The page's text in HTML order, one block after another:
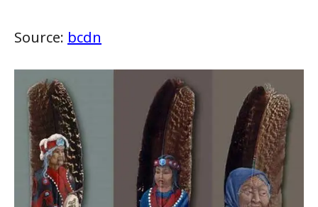
Source: bcdn